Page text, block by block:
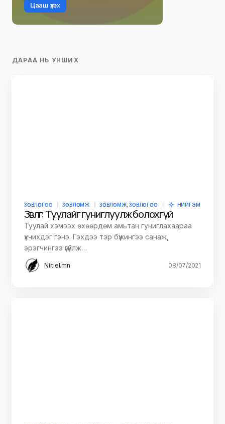
Цааш үзэх
ДАРАА НЬ УНШИХ
ЗӨВЛӨГӨӨ ЗӨВЛӨМЖ ЗӨВЛӨМЖ, ЗӨВЛӨГӨӨ НИЙГЭМ
Зөвлөгөө: Туулайг гуниглуулж болохгүй
Туулай хэмээх өхөөрдөм амьтан гуниглахаараа
үхчихдэг гэнэ. Гэхдээ тэр бүжингээ санаж,
эрэгчингээ үгүйлж…
Niitlel.mn 08/07/2021